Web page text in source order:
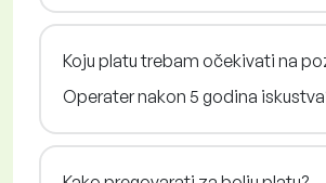
Koju platu trebam očekivati na
Operater nakon 5 godina